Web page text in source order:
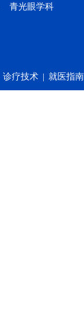
青光眼学科
诊疗技术 | 就医指南